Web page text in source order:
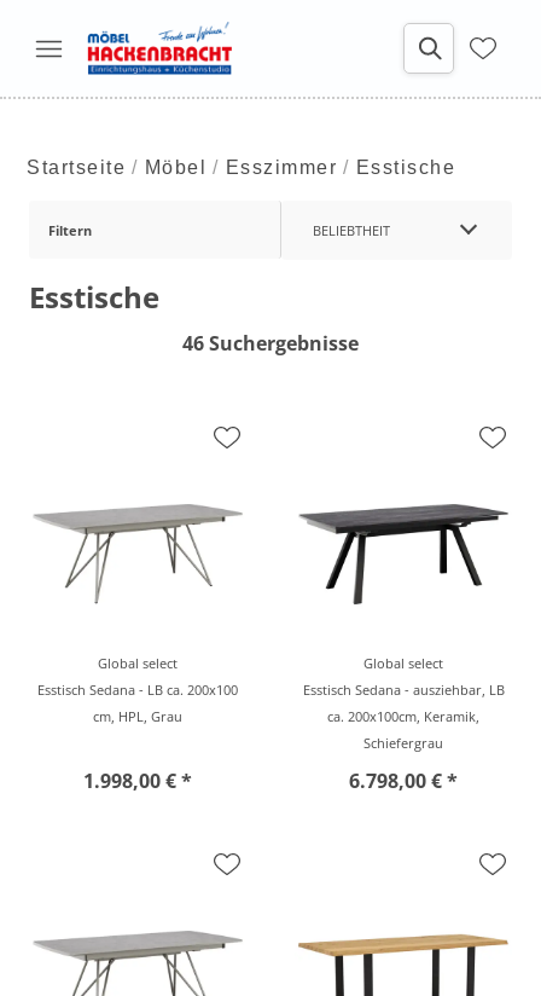
Startseite Möbel Esszimmer Esstische
Filtern BELIEBTHEIT
Esstische
46 Suchergebnisse
Global select
Esstisch Sedana - LB ca. 200x100
cm, HPL, Grau
1.998,00 € *
Global select
Esstisch Sedana - ausziehbar, LB
ca. 200x100cm, Keramik,
Schiefergrau
6.798,00 € *